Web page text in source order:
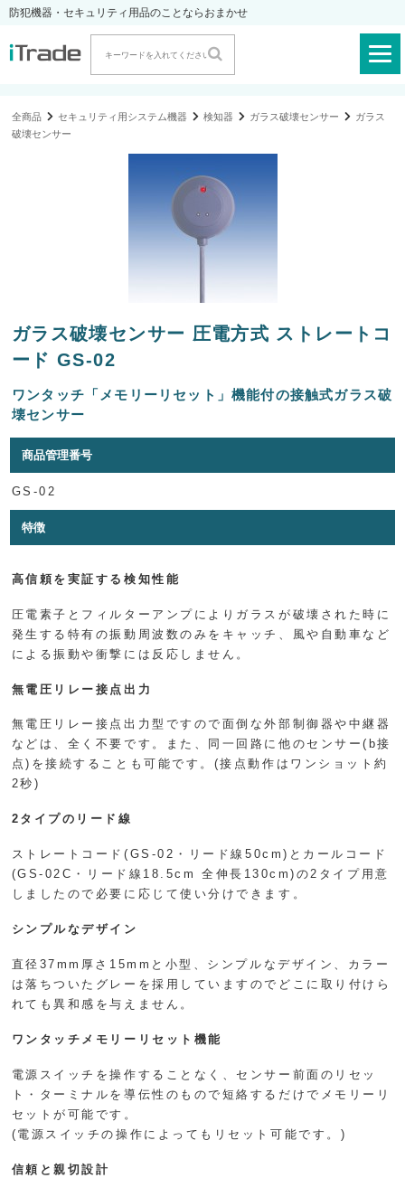
防犯機器・セキュリティ用品のことならおまかせ
全商品 セキュリティ用システム機器 検知器 ガラス破壊センサー
ガラス
破壊センサー
ガラス破壊センサー 圧電方式 ストレートコ
ード GS-02
ワンタッチ「メモリーリセット」機能付の接触式ガラス破
壊センサー
商品管理番号
GS-02
特徴
高信頼を実証する検知性能
圧電素子とフィルターアンプによりガラスが破壊された時に
発生する特有の振動周波数のみをキャッチ、風や自動車など
による振動や衝撃には反応しません。
無電圧リレー接点出力
無電圧リレー接点出力型ですので面倒な外部制御器や中継器
などは、全く不要です。また、同一回路に他のセンサー(b接
点)を接続することも可能です。(接点動作はワンショット約
2秒)
2タイプのリード線
ストレートコード(GS-02・リード線50cm)とカールコード
(GS-02C・リード線18.5cm 全伸長130cm)の2タイプ用意
しましたので必要に応じて使い分けできます。
シンプルなデザイン
直径37mm厚さ15mmと小型、シンプルなデザイン、カラー
は落ちついたグレーを採用していますのでどこに取り付けら
れても異和感を与えません。
ワンタッチメモリーリセット機能
電源スイッチを操作することなく、センサー前面のリセッ
ト・ターミナルを導伝性のもので短絡するだけでメモリーリ
セットが可能です。
(電源スイッチの操作によってもリセット可能です。)
信頼と親切設計